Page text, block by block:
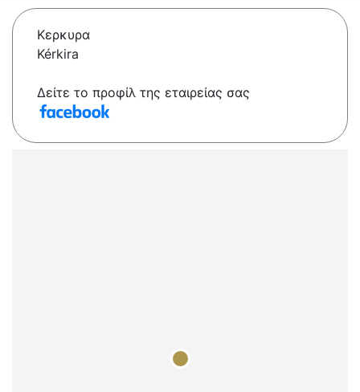
Κερκυρα
Kérkira
Δείτε το προφίλ της εταιρείας σας